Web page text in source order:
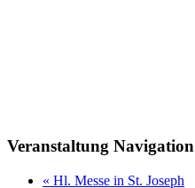
Veranstaltung Navigation
« Hl. Messe in St. Joseph